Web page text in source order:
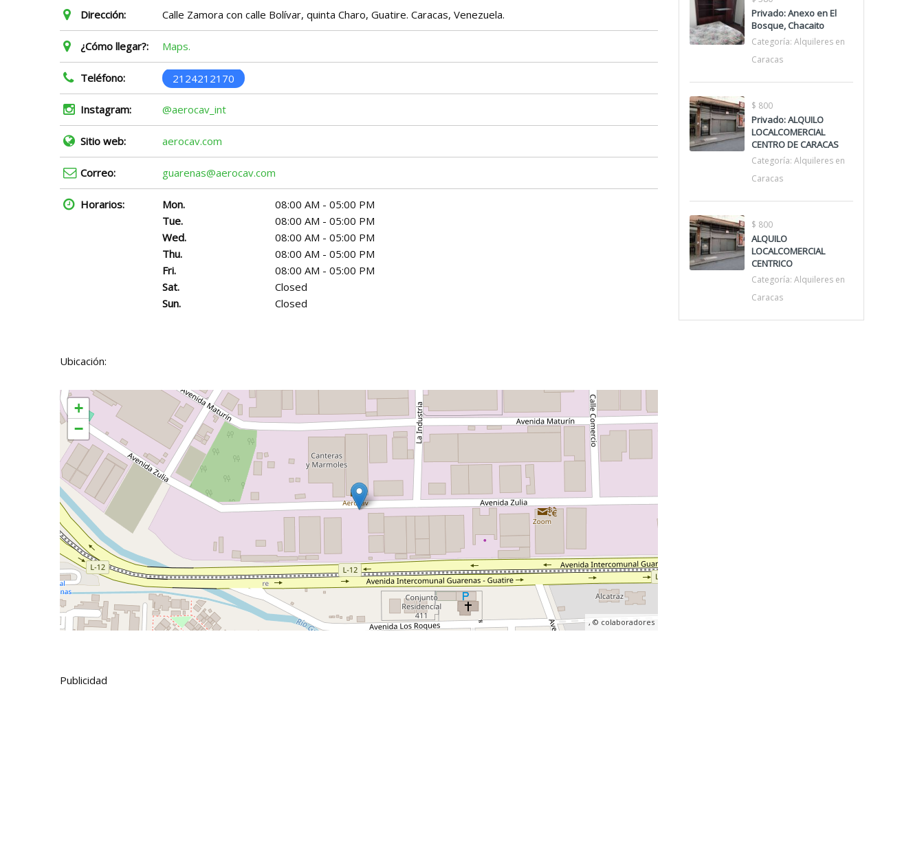
Dirección: Calle Zamora con calle Bolívar, quinta Charo, Guatire. Caracas, Venezuela.
¿Cómo llegar?: Maps.
Teléfono: 2124212170
Instagram: @aerocav_int
Sitio web: aerocav.com
Correo: guarenas@aerocav.com
Horarios: Mon.
08:00 AM - 05:00 PM
Tue.
08:00 AM - 05:00 PM
Wed.
08:00 AM - 05:00 PM
Thu.
08:00 AM - 05:00 PM
Fri.
08:00 AM - 05:00 PM
Sat.
Closed
Sun.
Closed
Ubicación:
+
−
, © colaboradores
Publicidad
Privado: Anexo en El
Bosque, Chacaito
Categoría: Alquileres en
Caracas
$ 800
Privado: ALQUILO
LOCALCOMERCIAL
CENTRO DE CARACAS
Categoría: Alquileres en
Caracas
$ 800
ALQUILO
LOCALCOMERCIAL
CENTRICO
Categoría: Alquileres en
Caracas